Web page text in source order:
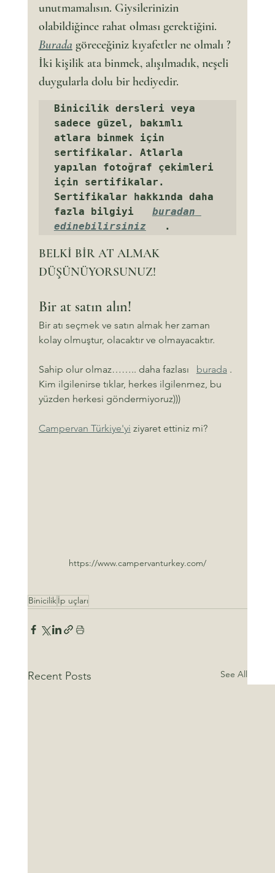
unutmamalısın. Giysilerinizin
olabildiğince rahat olması gerektiğini.
Burada göreceğiniz kıyafetler ne olmalı ?
İki kişilik ata binmek, alışılmadık, neşeli
duygularla dolu bir hediyedir.
Binicilik dersleri veya
sadece güzel, bakımlı
atlara binmek için
sertifikalar. Atlarla
yapılan fotoğraf çekimleri
için sertifikalar.
Sertifikalar hakkında daha
fazla bilgiyi buradan
edinebilirsiniz
   .
BELKİ BİR AT ALMAK
DÜŞÜNÜYORSUNUZ!
Bir at satın alın!
Bir atı seçmek ve satın almak her zaman
kolay olmuştur, olacaktır ve olmayacaktır.
Sahip olur olmaz…….. daha fazlası burada .
Kim ilgilenirse tıklar, herkes ilgilenmez, bu
yüzden herkesi göndermiyoruz)))
Campervan Türkiye'yi ziyaret ettiniz mi?
https://www.campervanturkey.com/
Binicilikİp uçları
Recent Posts See All